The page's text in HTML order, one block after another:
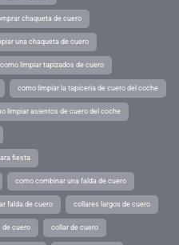
chaqueta de cuero
una chaqueta de cuero
como limpiar tapizados de cuero
como limpiar la tapiceria de cuero del coche
limpiar asientos de cuero del coche
fiesta
como combinar una falda de cuero
falda de cuero collares largos de cuero
de cuero collar de cuero